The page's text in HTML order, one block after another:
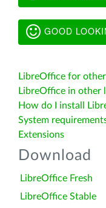
GOOD
LibreOffice for
LibreOffice in other
How do I install
System
Extensions
Download
LibreOffice Fresh
LibreOffice Stable